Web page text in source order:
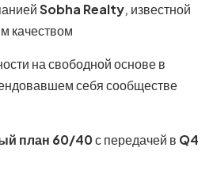
Sobha Realty, известной
качеством
на свободной основе в
себя сообществе
план 60/40с передачей в Q4